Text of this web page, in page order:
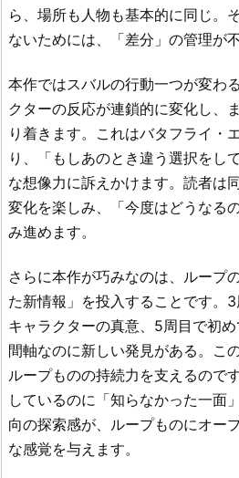
ら、場所も人物も基本的に同じ。
ないためには、「差分」の管理が
本作ではスバルの行動一つが変わ
クターの反応が連鎖的に変化し、
り着きます。これはバタフライ・
り、「もしあのとき違う選択をし
な想像力に訴えかけます。読者は
変化を楽しみ、「今度はどうなる
み進めます。
さらに本作が巧みなのは、ループ
た新情報」を投入することです。
キャラクターの真意、5周目で初
間軸なのに新しい発見がある。こ
ループものの持続力を支えるので
しているのに「知らなかった一
向の探索感が、ループものにオー
な感覚を与えます。